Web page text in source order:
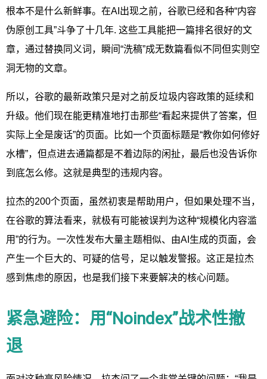
根本不是什么新鲜事。在AI出现之前，谷歌已经和各种“内容
伪原创工具”斗争了十几年. 这些工具能把一篇排名很好的文
章，通过替换同义词，瞬间“洗稿”成无数篇看似不同但实则空
洞无物的文章。
所以，谷歌的最新政策只是对之前反垃圾内容政策的延续和
升级。他们现在能更精准地打击那些“看起来提供了答案，但
实际上全是废话”的页面。比如一个页面标题是“教你如何修好
水槽”，但点进去通篇都是不着边际的闲扯，最后也没告诉你
到底怎么修。这就是典型的违规内容。
拉杰的200个页面，虽然初衷是帮助用户，但如果处理不当，
在谷歌的算法看来，就极有可能被误判为这种“规模化内容滥
用”的行为。一次性发布大量主题相似、由AI生成的页面，会
产生一个巨大的、可疑的信号，足以触发警报。这正是拉杰
感到焦虑的原因，也是我们接下来要解决的核心问题。
紧急避险：用“Noindex”战术性撤
退